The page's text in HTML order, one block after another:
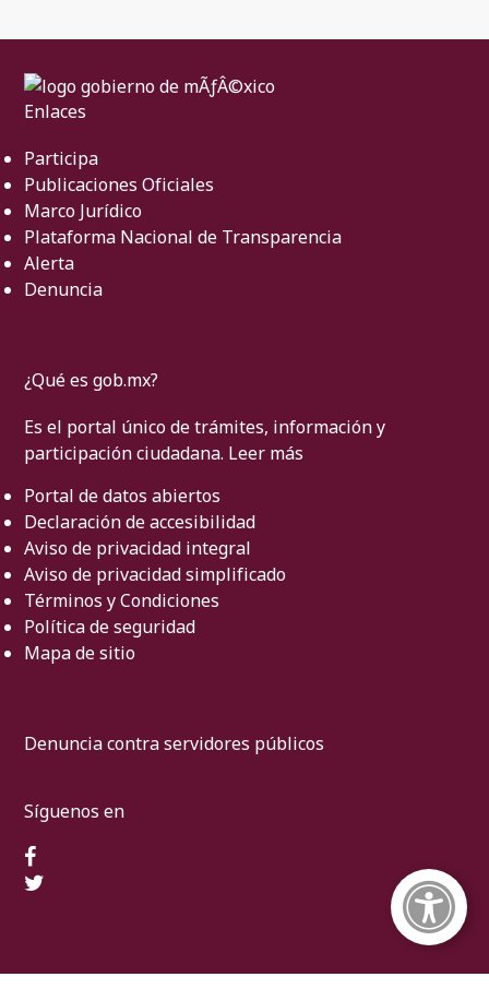
Enlaces
Participa
Publicaciones Oficiales
Marco Jurídico
Plataforma Nacional de Transparencia
Alerta
Denuncia
¿Qué es gob.mx?
Es el portal único de trámites, información y
participación ciudadana. Leer más
Portal de datos abiertos
Declaración de accesibilidad
Aviso de privacidad integral
Aviso de privacidad simplificado
Términos y Condiciones
Política de seguridad
Mapa de sitio
Denuncia contra servidores públicos
Síguenos en